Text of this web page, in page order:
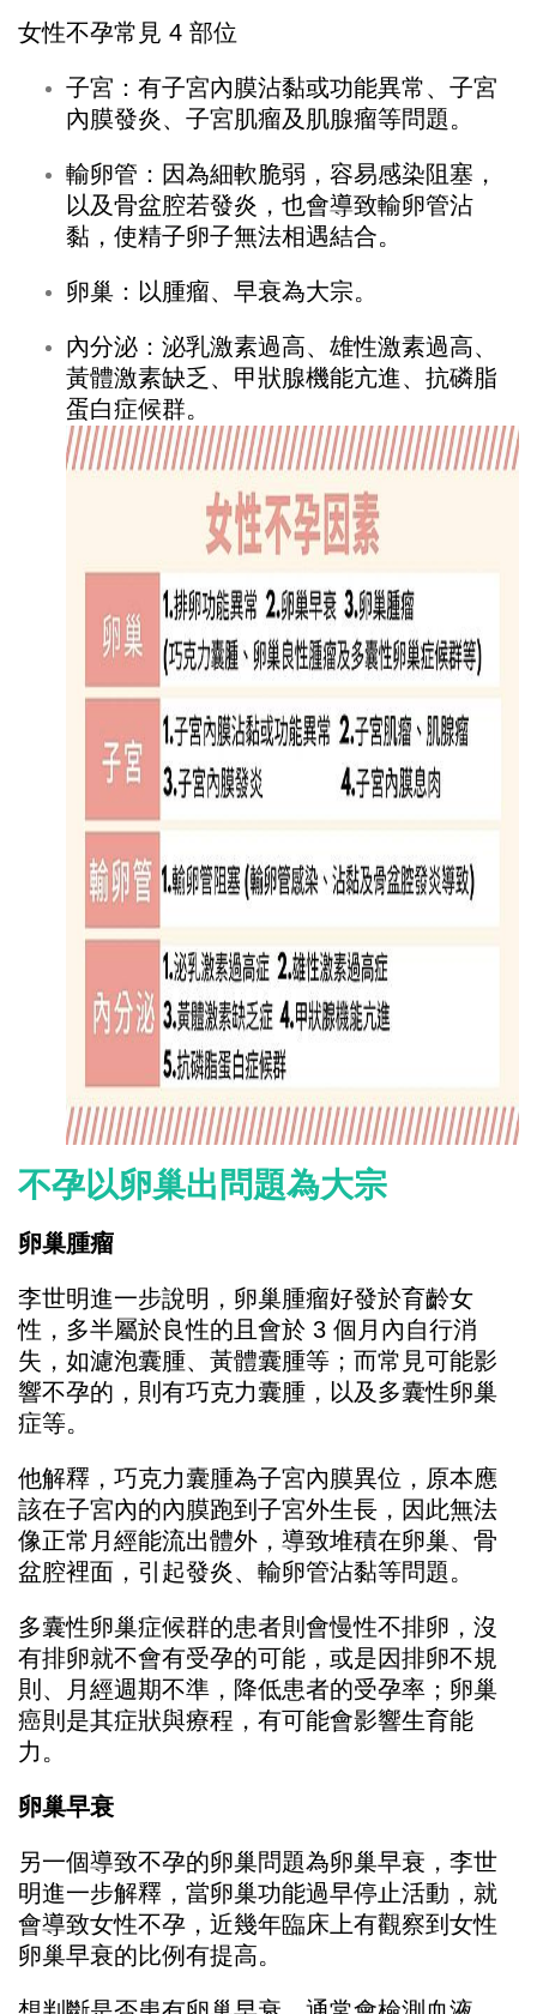
女性不孕常見 4 部位
子宮：有子宮內膜沾黏或功能異常、子宮
內膜發炎、子宮肌瘤及肌腺瘤等問題。
輸卵管：因為細軟脆弱，容易感染阻塞，
以及骨盆腔若發炎，也會導致輸卵管沾
黏，使精子卵子無法相遇結合。
卵巢：以腫瘤、早衰為大宗。
內分泌：泌乳激素過高、雄性激素過高、
黃體激素缺乏、甲狀腺機能亢進、抗磷脂
蛋白症候群。
不孕以卵巢出問題為大宗
卵巢腫瘤
李世明進一步說明，卵巢腫瘤好發於育齡女
性，多半屬於良性的且會於 3 個月內自行消
失，如濾泡囊腫、黃體囊腫等；而常見可能影
響不孕的，則有巧克力囊腫，以及多囊性卵巢
症等。
他解釋，巧克力囊腫為子宮內膜異位，原本應
該在子宮內的內膜跑到子宮外生長，因此無法
像正常月經能流出體外，導致堆積在卵巢、骨
盆腔裡面，引起發炎、輸卵管沾黏等問題。
多囊性卵巢症候群的患者則會慢性不排卵，沒
有排卵就不會有受孕的可能，或是因排卵不規
則、月經週期不準，降低患者的受孕率；卵巢
癌則是其症狀與療程，有可能會影響生育能
力。
卵巢早衰
另一個導致不孕的卵巢問題為卵巢早衰，李世
明進一步解釋，當卵巢功能過早停止活動，就
會導致女性不孕，近幾年臨床上有觀察到女性
卵巢早衰的比例有提高。